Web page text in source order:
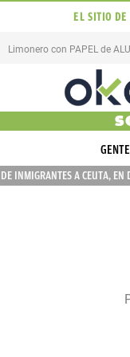
EL SITIO DE
Limonero con PAPEL de
GENTE
INMIGRANTES A CEUTA, EN